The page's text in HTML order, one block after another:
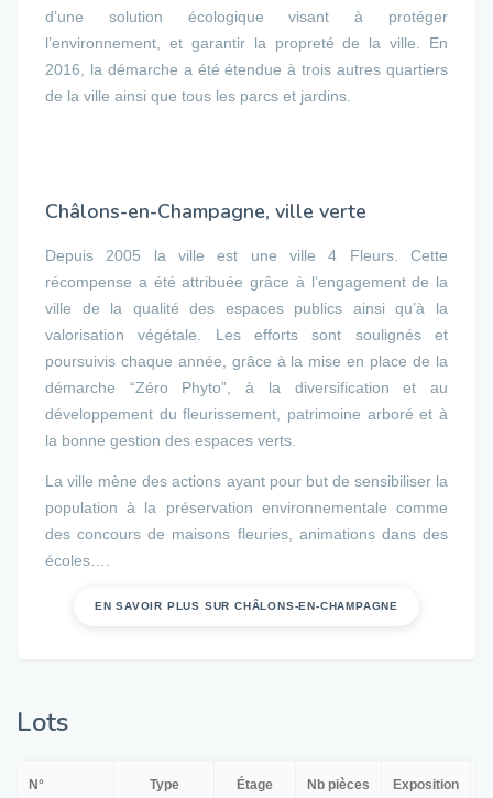
d’une solution écologique visant à protéger
l’environnement, et garantir la propreté de la ville. En
2016, la démarche a été étendue à trois autres quartiers
de la ville ainsi que tous les parcs et jardins.
Châlons-en-Champagne, ville verte
Depuis 2005 la ville est une ville 4 Fleurs. Cette
récompense a été attribuée grâce à l’engagement de la
ville de la qualité des espaces publics ainsi qu’à la
valorisation végétale. Les efforts sont soulignés et
poursuivis chaque année, grâce à la mise en place de la
démarche “Zéro Phyto”, à la diversification et au
développement du fleurissement, patrimoine arboré et à
la bonne gestion des espaces verts.
La ville mène des actions ayant pour but de sensibiliser la
population à la préservation environnementale comme
des concours de maisons fleuries, animations dans des
écoles….
EN SAVOIR PLUS SUR CHÂLONS-EN-CHAMPAGNE
Lots
N° Type Étage Nb pièces Exposition